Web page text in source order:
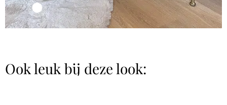
Ook leuk bij deze look: